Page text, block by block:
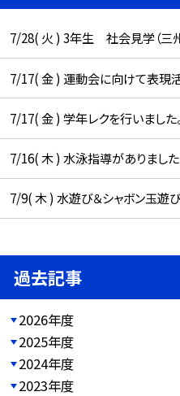
7/28( 火 ) 3年生 社会見学（三
7/17( 金 ) 運動会に向けて表現活
7/17( 金 ) 学年レクを行いました
7/16( 木 ) 水泳指導がありました
7/9( 木 ) 水遊び＆シャボン玉遊び
過去記事
2026年度
2025年度
2024年度
2023年度